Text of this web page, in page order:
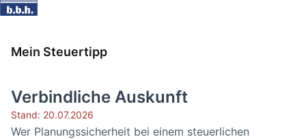
Mein Steuertipp
Verbindliche Auskunft
Stand: 20.07.2026
Wer Planungssicherheit bei einem steuerlichen